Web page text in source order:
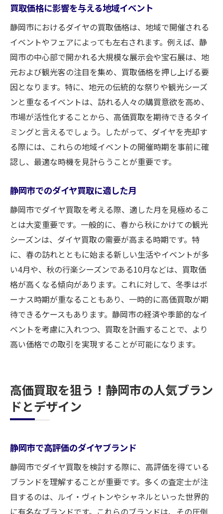
買取価格に影響を与える地域イベント
静岡市におけるダイヤの買取価格は、地域で開催される
イベントやフェアによっても左右されます。例えば、静
岡市の中心部で開かれる大規模な展示会や宝石展は、地
元および観光客の注目を集め、買取価格を押し上げる要
因となります。特に、地元の伝統的な祭りや観光シーズ
ンと重なるイベントは、訪れる人々の購買意欲を高め、
市場が活性化することから、高価買取を期待できるタイ
ミングと言えるでしょう。したがって、ダイヤを売却す
る際には、これらの地域イベントの開催時期を事前に確
認し、最適な時機を見計らうことが重要です。
静岡市でのダイヤ買取に適した月
静岡市でダイヤ買取を考える際、適した月を見極めるこ
とは大変重要です。一般的に、春から秋にかけての観光
シーズンは、ダイヤ買取の需要が高まる時期です。特
に、春の訪れとともに始まる新しい生活やイベントが多
い4月や、秋の行楽シーズンである10月などは、買取価
格が高くなる傾向があります。これに対して、冬季はボ
ーナス時期が重なることもあり、一時的に高価買取が期
待できるケースもあります。静岡市の経済や季節的なイ
ベントを考慮に入れつつ、買取を計画することで、より
高い価格での取引を実現することが可能になります。
高価買取を狙う！静岡市の人気ブラン
ドとデザイン
静岡市で高評価のダイヤブランド
静岡市でダイヤ買取を検討する際に、高評価を得ている
ブランドを理解することが重要です。多くの査定士が注
目するのは、ルイ・ヴィトンやシャネルといった世界的
に有名なブランドです。これらのブランドは、その圧倒